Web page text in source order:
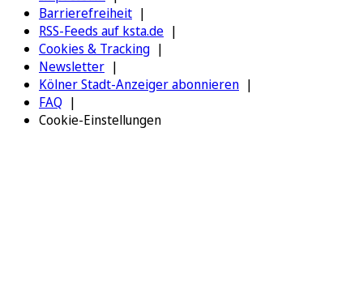
Barrierefreiheit
RSS-Feeds auf ksta.de
Cookies & Tracking
Newsletter
Kölner Stadt-Anzeiger abonnieren
FAQ
Cookie-Einstellungen